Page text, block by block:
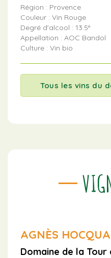
Région : Provence
Couleur : Vin Rouge
Degré d'alcool : 13.5°
Appellation : AOC Bandol
Culture : Vin bio
Tous les vins du
AGNÈS
Domaine de la Tour